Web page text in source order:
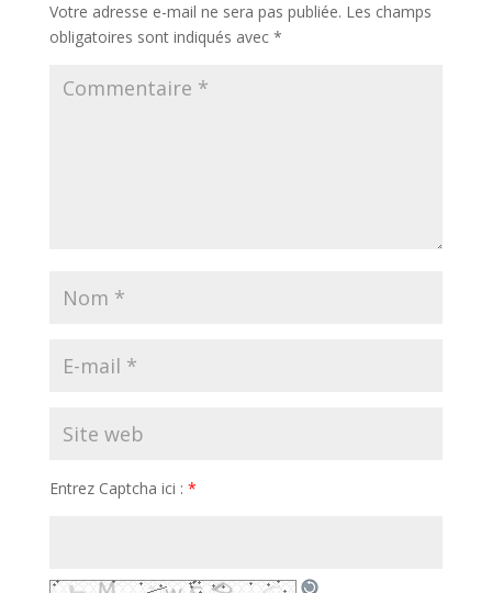
Votre adresse e-mail ne sera pas publiée. Les champs
obligatoires sont indiqués avec *
Entrez Captcha ici : *